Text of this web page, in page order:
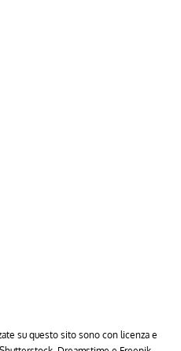
su questo sito sono con licenza e